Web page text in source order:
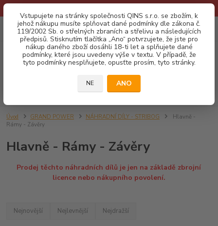
Vstupujete na stránky společnosti QINS s.r.o. se zbožím, k
jehož nákupu musíte splňovat dané podmínky dle zákona č.
119/2002 Sb. o střelných zbraních a střelivu a následujících
předpisů. Stisknutím tlačítka „Ano“ potvrzujete, že jste pro
nákup daného zboží dosáhli 18-ti let a splňujete dané
podmínky, které jsou uvedeny výše v textu. V případě, že
tyto podmínky nesplňujete, opusťte prosím, tyto stránky.
NE ANO
Menu
CZK 0
za0,00 Kč
Úvod GRAND POWER NÁHRADNÍ DÍLY - STRIBOG
Hlavně -
Rámy - Závěry
Hlavně - Rámy - Závěry
Prodej těchto náhradních dílů je jen na základě zbrojní
licence nebo nákupního povolení.
Nejnovější Nejlevnější Nejdražší